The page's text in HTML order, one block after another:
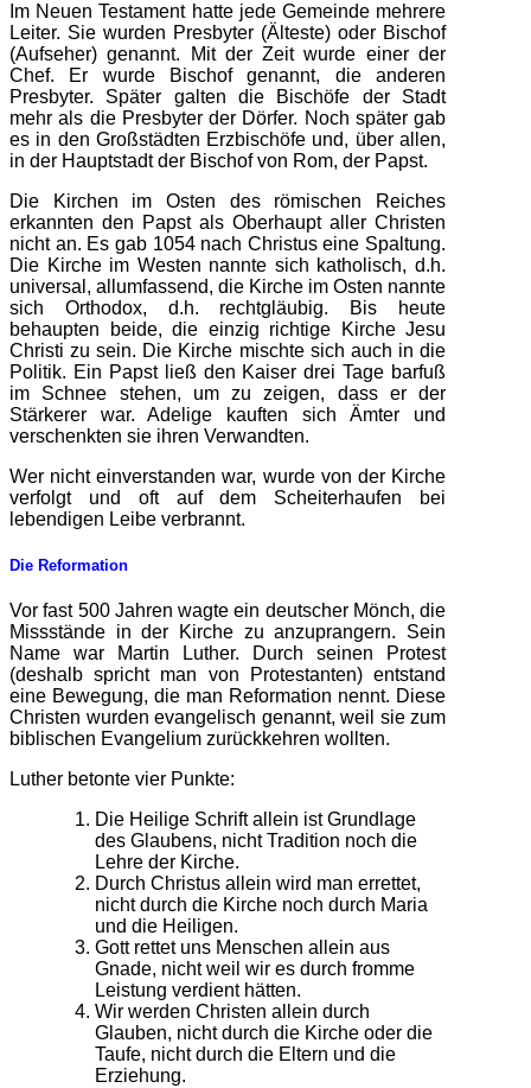
Im Neuen Testament hatte jede Gemeinde mehrere
Leiter. Sie wurden Presbyter (Älteste) oder Bischof
(Aufseher) genannt. Mit der Zeit wurde einer der
Chef. Er wurde Bischof genannt, die anderen
Presbyter. Später galten die Bischöfe der Stadt
mehr als die Presbyter der Dörfer. Noch später gab
es in den Großstädten Erzbischöfe und, über allen,
in der Hauptstadt der Bischof von Rom, der Papst.
Die Kirchen im Osten des römischen Reiches
erkannten den Papst als Oberhaupt aller Christen
nicht an. Es gab 1054 nach Christus eine Spaltung.
Die Kirche im Westen nannte sich katholisch, d.h.
universal, allumfassend, die Kirche im Osten nannte
sich Orthodox, d.h. rechtgläubig. Bis heute
behaupten beide, die einzig richtige Kirche Jesu
Christi zu sein. Die Kirche mischte sich auch in die
Politik. Ein Papst ließ den Kaiser drei Tage barfuß
im Schnee stehen, um zu zeigen, dass er der
Stärkerer war. Adelige kauften sich Ämter und
verschenkten sie ihren Verwandten.
Wer nicht einverstanden war, wurde von der Kirche
verfolgt und oft auf dem Scheiterhaufen bei
lebendigen Leibe verbrannt.
Die Reformation
Vor fast 500 Jahren wagte ein deutscher Mönch, die
Missstände in der Kirche zu anzuprangern. Sein
Name war Martin Luther. Durch seinen Protest
(deshalb spricht man von Protestanten) entstand
eine Bewegung, die man Reformation nennt. Diese
Christen wurden evangelisch genannt, weil sie zum
biblischen Evangelium zurückkehren wollten.
Luther betonte vier Punkte:
Die Heilige Schrift allein ist Grundlage
des Glaubens, nicht Tradition noch die
Lehre der Kirche.
Durch Christus allein wird man errettet,
nicht durch die Kirche noch durch Maria
und die Heiligen.
Gott rettet uns Menschen allein aus
Gnade, nicht weil wir es durch fromme
Leistung verdient hätten.
Wir werden Christen allein durch
Glauben, nicht durch die Kirche oder die
Taufe, nicht durch die Eltern und die
Erziehung.